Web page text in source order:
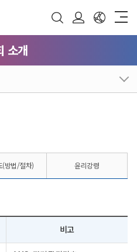
소개
(방법/절차) 윤리강령
비고